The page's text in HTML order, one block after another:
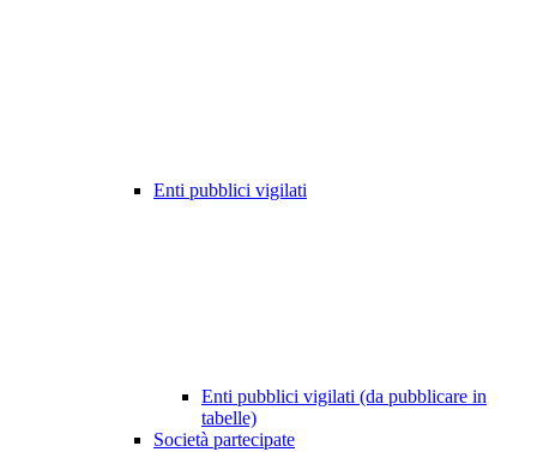
Enti pubblici vigilati
Enti pubblici vigilati (da pubblicare in
tabelle)
Società partecipate